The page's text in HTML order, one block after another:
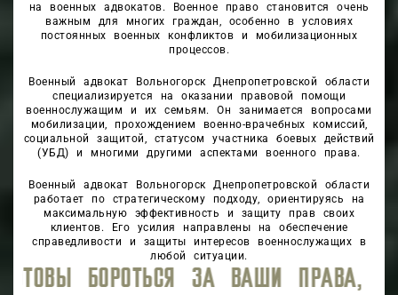
на военных адвокатов. Военное право становится очень
важным для многих граждан, особенно в условиях
постоянных военных конфликтов и мобилизационных
процессов.
Военный адвокат Вольногорск Днепропетровской области
специализируется на оказании правовой помощи
военнослужащим и их семьям. Он занимается вопросами
мобилизации, прохождением военно-врачебных комиссий,
социальной защитой, статусом участника боевых действий
(УБД) и многими другими аспектами военного права.
Военный адвокат Вольногорск Днепропетровской области
работает по стратегическому подходу, ориентируясь на
максимальную эффективность и защиту прав своих
клиентов. Его усилия направлены на обеспечение
справедливости и защиты интересов военнослужащих в
любой ситуации.
ВЫСОКИЙ УРОВЕНЬ